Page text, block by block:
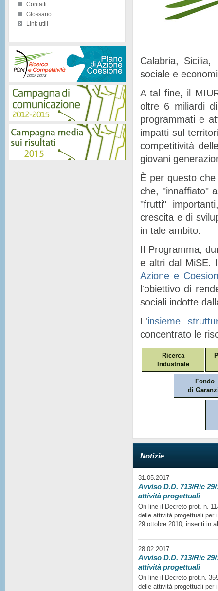
Contatti
Glossario
Link utili
Calabria, Sicilia,
sociale e
A tal fine, il
oltre 6 miliardi
programmati e
impatti sul
competitività
giovani
È per questo
che, "innaffiato"
"frutti"
crescita e di
in tale ambito.
Il Programma,
e altri dal MiSE.
Azione e
l'obiettivo di
sociali indotte
L'insieme
concentrato le
Ricerca
Industriale
Fondo
di
Notizie
31.05.2017
Avviso D.D. 713/Ric
attività progettuali
On line il Decreto prot. n.
delle attività progettuali per
29 ottobre 2010, inseriti in
28.02.2017
Avviso D.D. 713/Ric
attività progettuali
On line il Decreto prot.n.
delle attività progettuali per